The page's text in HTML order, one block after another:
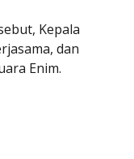
Kepala
dan
Enim.